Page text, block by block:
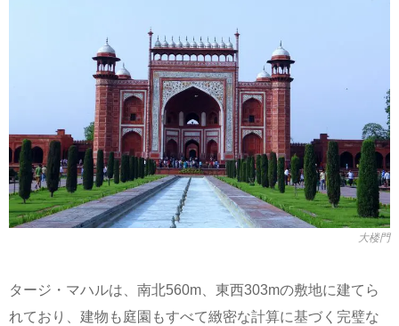
大楼門
タージ・マハルは、南北560m、東西303mの敷地に建てら
れており、建物も庭園もすべて緻密な計算に基づく完璧な